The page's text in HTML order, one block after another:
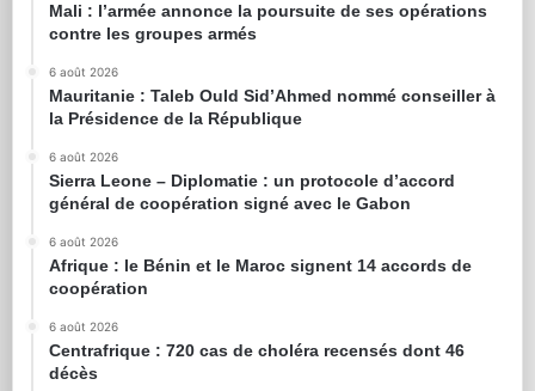
Mali : l’armée annonce la poursuite de ses opérations
contre les groupes armés
6 août 2026
Mauritanie : Taleb Ould Sid’Ahmed nommé conseiller à
la Présidence de la République
6 août 2026
Sierra Leone – Diplomatie : un protocole d’accord
général de coopération signé avec le Gabon
6 août 2026
Afrique : le Bénin et le Maroc signent 14 accords de
coopération
6 août 2026
Centrafrique : 720 cas de choléra recensés dont 46
décès